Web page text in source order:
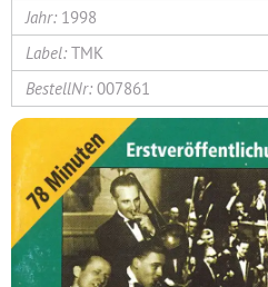
1998
TMK
007861